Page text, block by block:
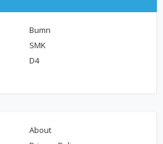
Bumn
SMK
D4
About